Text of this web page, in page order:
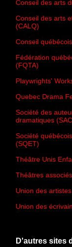
Conseil des arts
Conseil des arts
(CALQ)
Conseil
Fédération
(FQTA)
Playwrights'
Quebec Drama
Société des
dramatiques
Société
(SQET)
Théâtre Unis
Théâtres
Union des
Union des
D'autres sites